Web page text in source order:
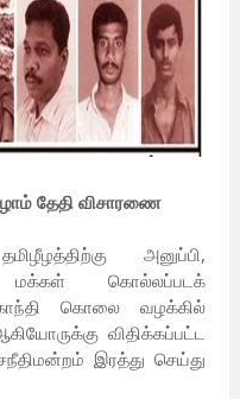
தேதி விசாரணை
அனுப்பி,
மக்கள் கொல்லப்படக்
கொலை வழக்கில்
விதிக்கப்பட்ட
இரத்து செய்து